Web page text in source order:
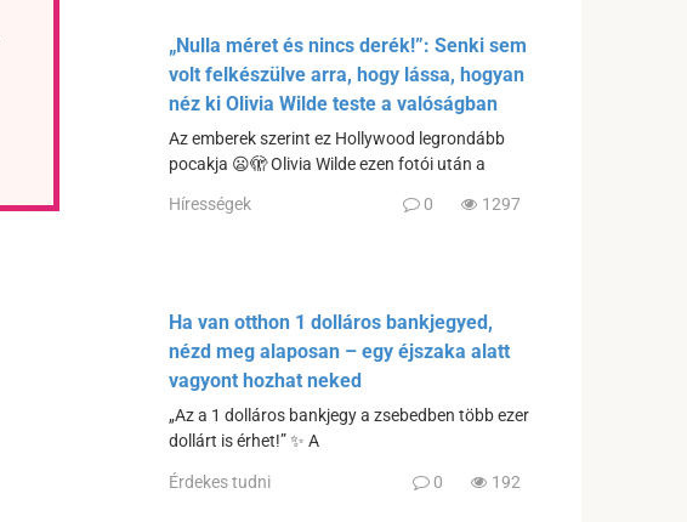
„Nulla méret és nincs derék!”: Senki sem
volt felkészülve arra, hogy lássa, hogyan
néz ki Olivia Wilde teste a valóságban
Az emberek szerint ez Hollywood legrondább
pocakja 😦🫣 Olivia Wilde ezen fotói után a
Hírességek 0 1297
Ha van otthon 1 dolláros bankjegyed,
nézd meg alaposan – egy éjszaka alatt
vagyont hozhat neked
„Az a 1 dolláros bankjegy a zsebedben több ezer
dollárt is érhet!” ✨ A
Érdekes tudni 0 192